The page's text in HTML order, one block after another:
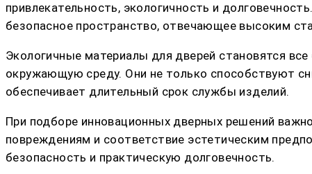
привлекательность, экологичность и
безопасное пространство, отвечающее высоким
Экологичные материалы для дверей становятся
окружающую среду. Они не только способствуют
обеспечивает длительный срок службы изделий.
При подборе инновационных дверных решений
повреждениям и соответствие эстетическим
безопасность и практическую долговечность.